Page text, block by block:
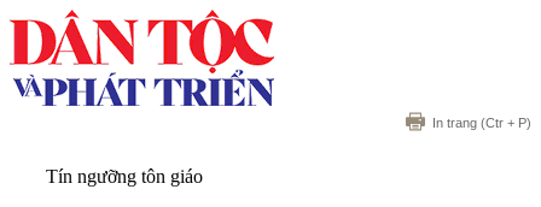
In trang (Ctr + P)
Tín ngưỡng tôn giáo